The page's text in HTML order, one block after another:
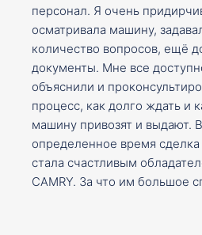
персонал. Я очень
осматривала машину,
количество вопросов, ещё
документы. Мне все
объяснили и
процесс, как долго ждать и
машину привозят и выдают.
определенное время сделка
стала счастливым
CAMRY. За что им большое